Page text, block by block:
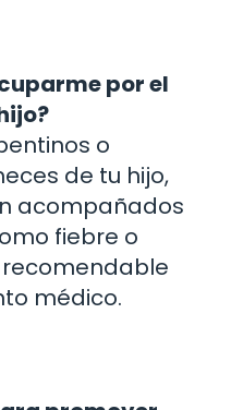
por el
o
de tu hijo,
acompañados
fiebre o
médico.